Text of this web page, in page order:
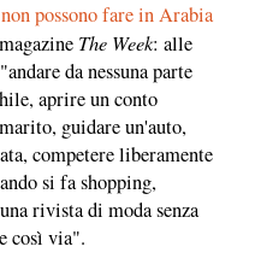
possono fare in Arabia
The Week: alle
da nessuna parte
aprire un conto
guidare un'auto,
competere liberamente
si fa shopping,
rivista di moda senza
così via".